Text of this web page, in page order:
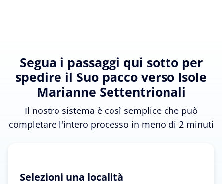
Segua i passaggi qui sotto per
spedire il Suo pacco verso Isole
Marianne Settentrionali
Il nostro sistema è così semplice che può
completare l'intero processo in meno di 2 minuti
Selezioni una località